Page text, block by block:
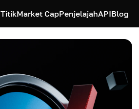
TitikMarket CapPenjelajahAPIBlog